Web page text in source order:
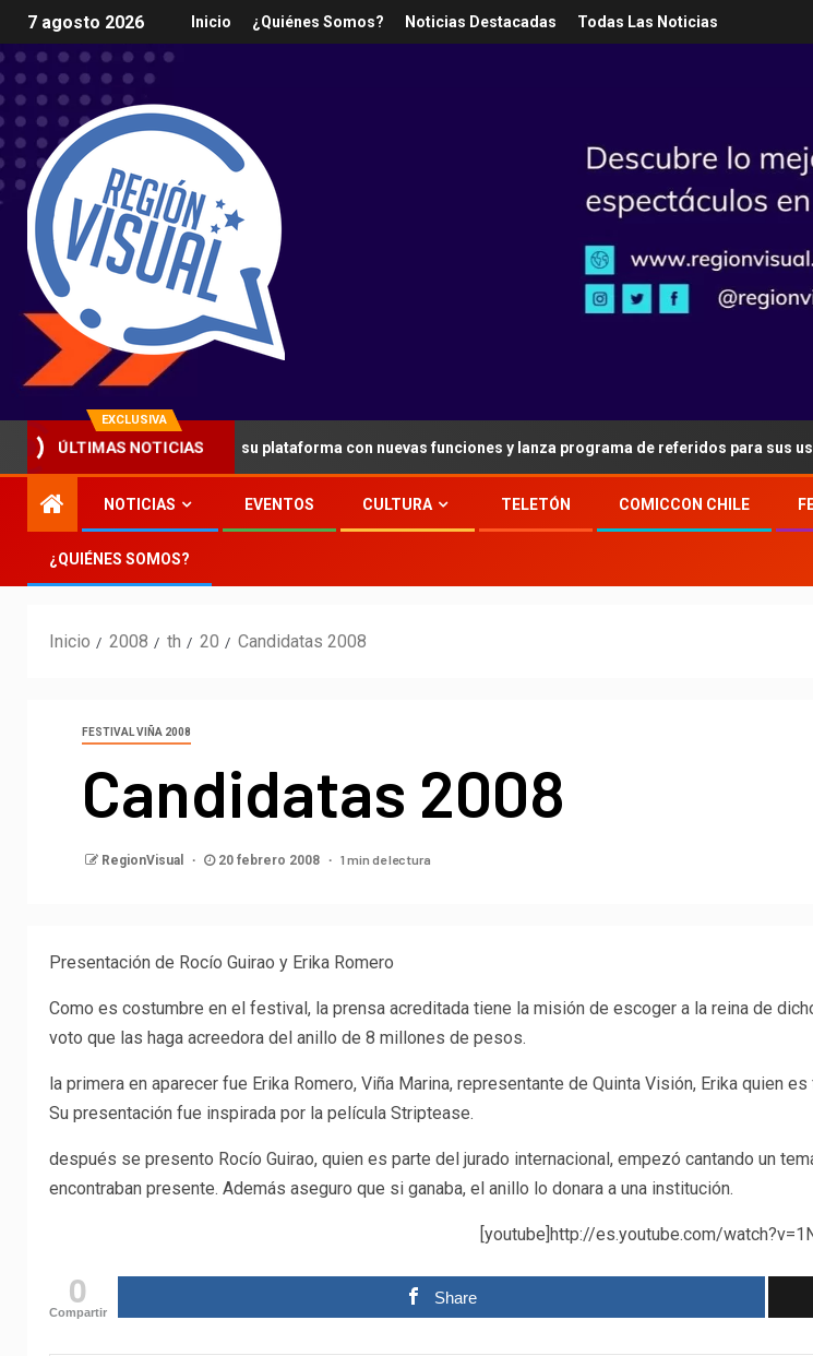
7 agosto 2026 Inicio ¿Quiénes Somos? Noticias Destacadas Todas Las Noticias
EXCLUSIVA
ÚLTIMAS NOTICIAS
refuerza la seguridad en su plataforma con nuevas funciones y lanza programa de referidos para sus usuarios
NOTICIAS EVENTOS CULTURA TELETÓN COMICCON CHILE
¿QUIÉNES SOMOS?
Inicio 2008 th 20 Candidatas 2008
FESTIVAL VIÑA 2008
Candidatas 2008
RegionVisual 20 febrero 2008 1 min de lectura
Presentación de Rocío Guirao y Erika Romero
Como es costumbre en el festival, la prensa acreditada tiene la misión de escoger a la reina de
voto que las haga acreedora del anillo de 8 millones de pesos.
la primera en aparecer fue Erika Romero, Viña Marina, representante de Quinta Visión, Erika quien
Su presentación fue inspirada por la película Striptease.
después se presento Rocío Guirao, quien es parte del jurado internacional, empezó cantando un
encontraban presente. Además aseguro que si ganaba, el anillo lo donara a una institución.
[youtube]http://es.youtube.com/
0
Compartir
Share